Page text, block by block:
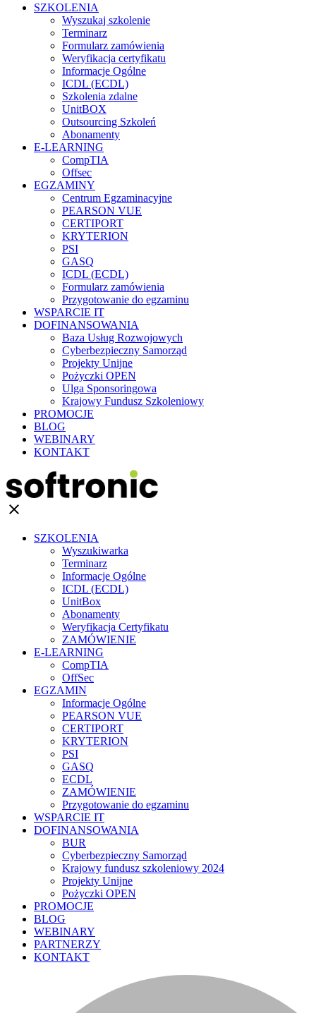
SZKOLENIA
Wyszukaj szkolenie
Terminarz
Formularz zamówienia
Weryfikacja certyfikatu
Informacje Ogólne
ICDL (ECDL)
Szkolenia zdalne
UnitBOX
Outsourcing Szkoleń
Abonamenty
E-LEARNING
CompTIA
Offsec
EGZAMINY
Centrum Egzaminacyjne
PEARSON VUE
CERTIPORT
KRYTERION
PSI
GASQ
ICDL (ECDL)
Formularz zamówienia
Przygotowanie do egzaminu
WSPARCIE IT
DOFINANSOWANIA
Baza Usług Rozwojowych
Cyberbezpieczny Samorząd
Projekty Unijne
Pożyczki OPEN
Ulga Sponsoringowa
Krajowy Fundusz Szkoleniowy
PROMOCJE
BLOG
WEBINARY
KONTAKT
clear
SZKOLENIA
Wyszukiwarka
Terminarz
Informacje Ogólne
ICDL (ECDL)
UnitBox
Abonamenty
Weryfikacja Certyfikatu
ZAMÓWIENIE
E-LEARNING
CompTIA
OffSec
EGZAMIN
Informacje Ogólne
PEARSON VUE
CERTIPORT
KRYTERION
PSI
GASQ
ECDL
ZAMÓWIENIE
Przygotowanie do egzaminu
WSPARCIE IT
DOFINANSOWANIA
BUR
Cyberbezpieczny Samorząd
Krajowy fundusz szkoleniowy 2024
Projekty Unijne
Pożyczki OPEN
PROMOCJE
BLOG
WEBINARY
PARTNERZY
KONTAKT